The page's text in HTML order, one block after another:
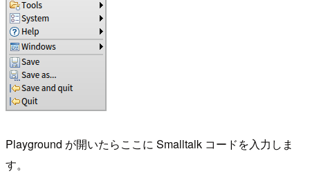
Playground が開いたらここに Smalltalk コードを入力しま
す。